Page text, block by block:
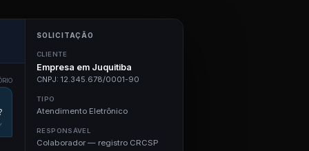
SOLICITAÇÃO
CLIENTE
Empresa em Juquitiba
CNPJ: 12.345.678/0001-90
TIPO
Atendimento Eletrônico
RESPONSÁVEL
Colaborador — registro CRCSP